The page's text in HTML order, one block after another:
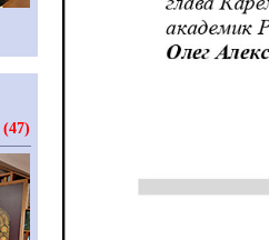
(47)